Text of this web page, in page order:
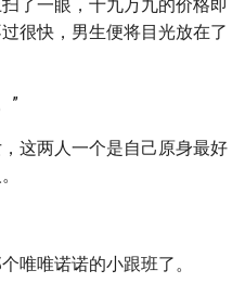
了一眼，十九万九的价格即
很快，男生便将目光放在了
”
这两人一个是自己原身最好
唯唯诺诺的小跟班了。